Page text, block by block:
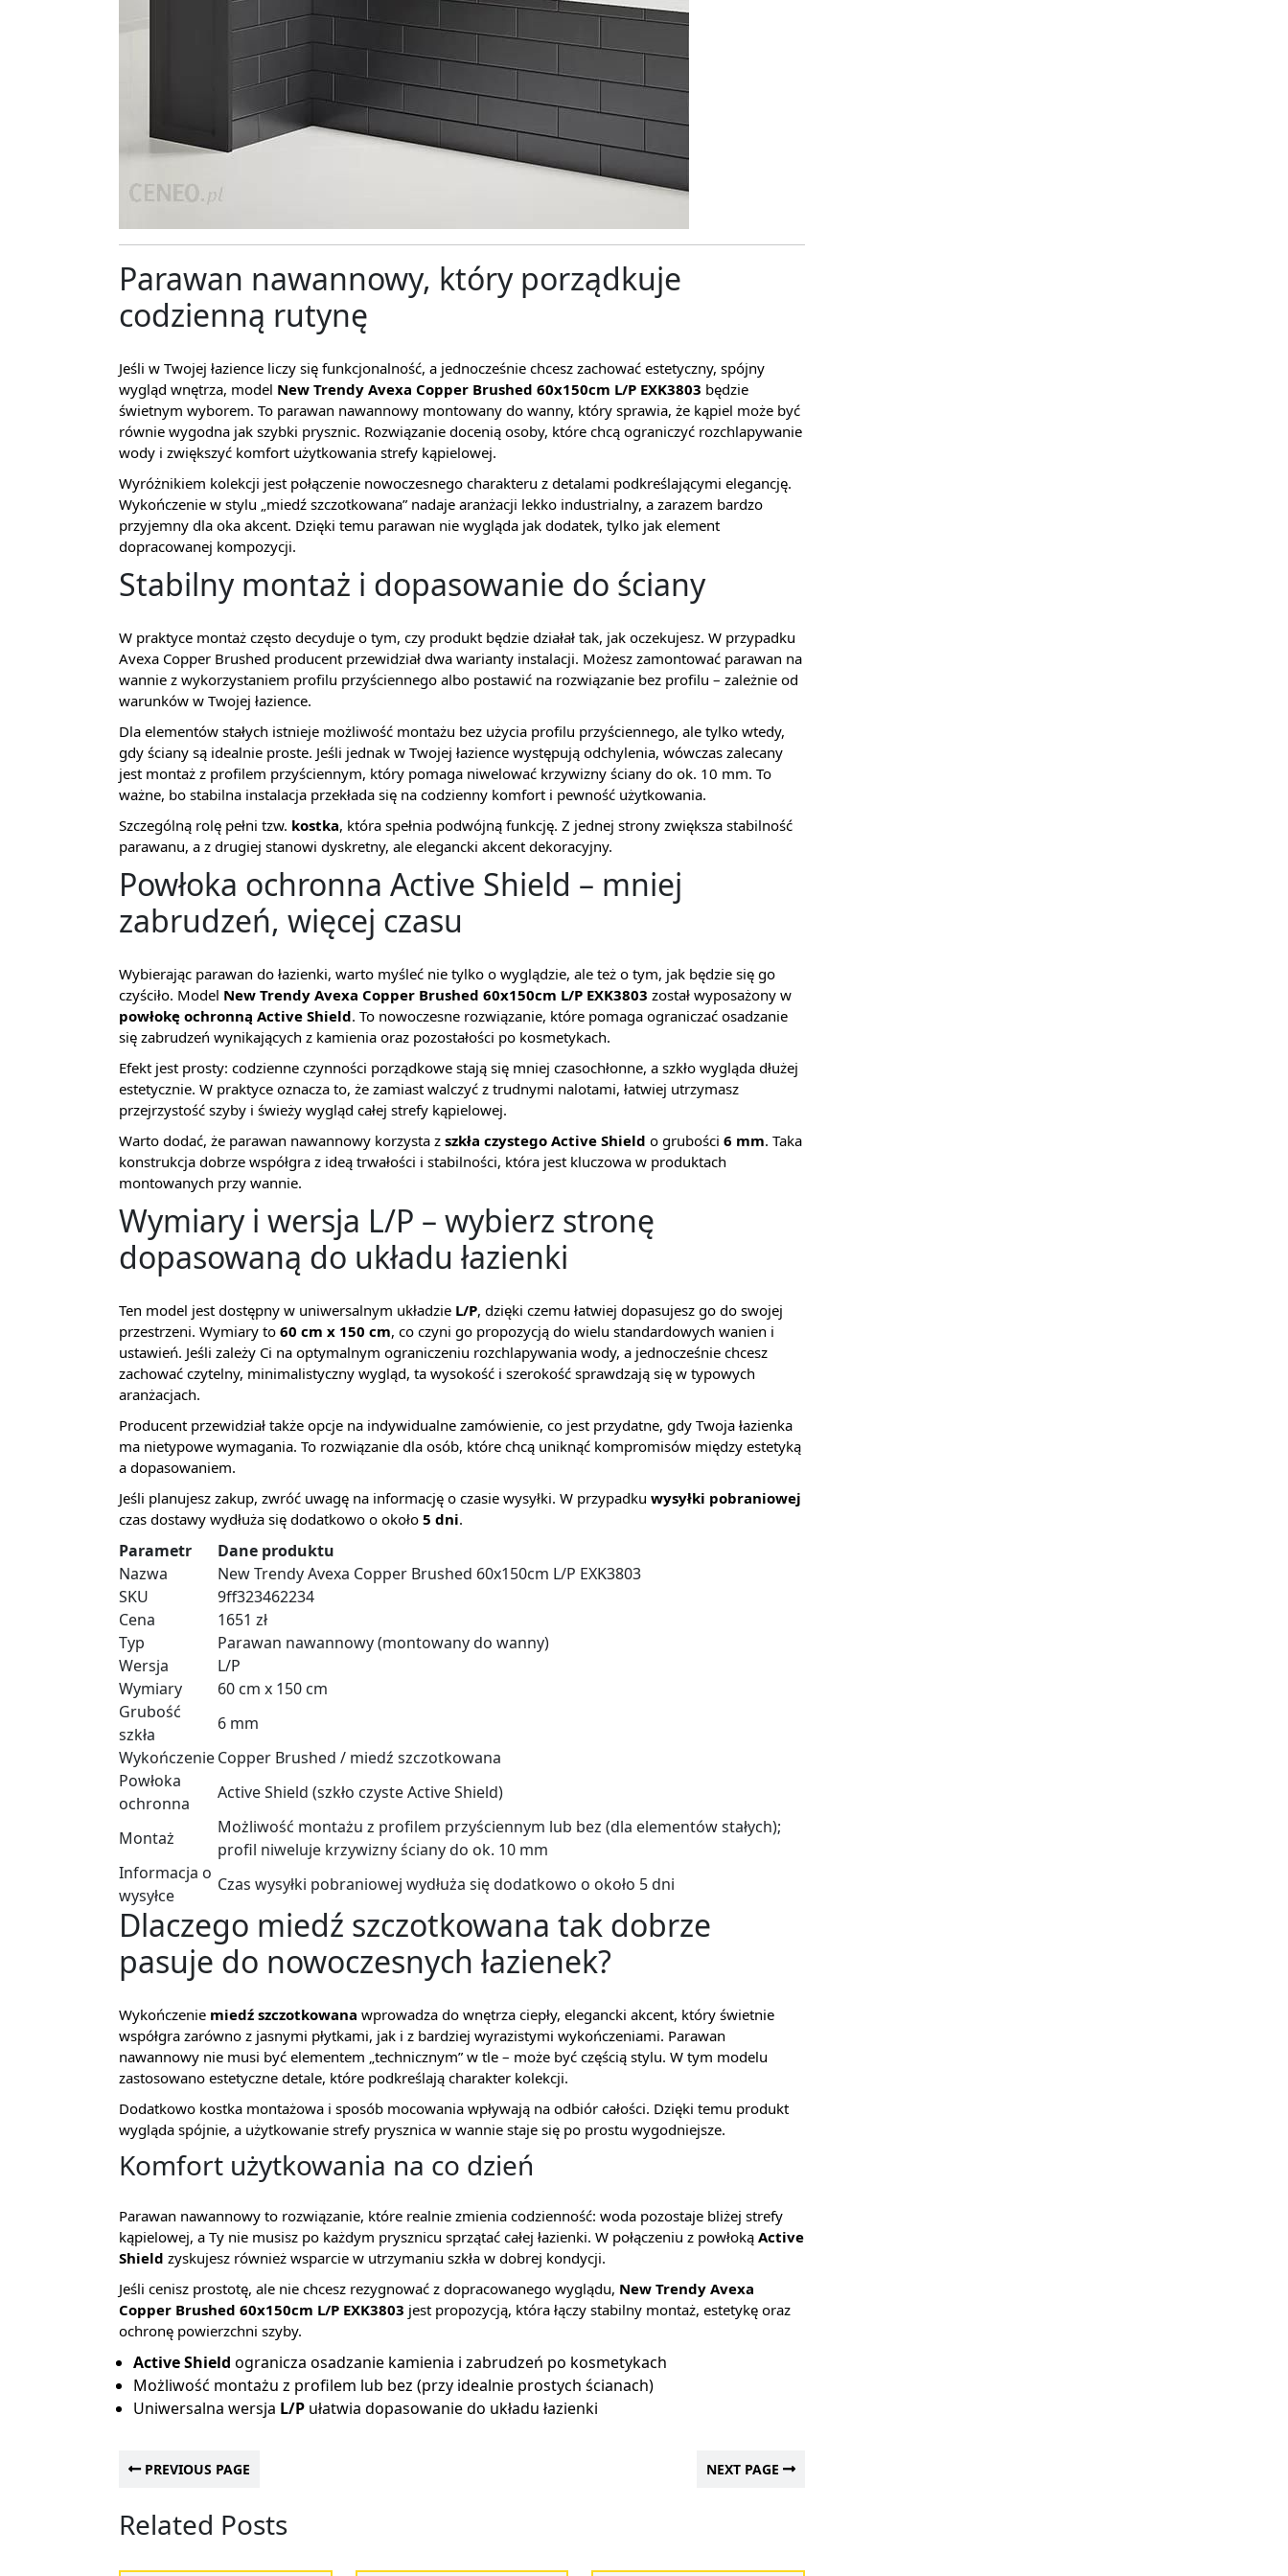
Parawan nawannowy, który porządkuje
codzienną rutynę
Jeśli w Twojej łazience liczy się funkcjonalność, a jednocześnie chcesz zachować estetyczny, spójny
wygląd wnętrza, model New Trendy Avexa Copper Brushed 60x150cm L/P EXK3803 będzie
świetnym wyborem. To parawan nawannowy montowany do wanny, który sprawia, że kąpiel może być
równie wygodna jak szybki prysznic. Rozwiązanie docenią osoby, które chcą ograniczyć rozchlapywanie
wody i zwiększyć komfort użytkowania strefy kąpielowej.
Wyróżnikiem kolekcji jest połączenie nowoczesnego charakteru z detalami podkreślającymi elegancję.
Wykończenie w stylu „miedź szczotkowana” nadaje aranżacji lekko industrialny, a zarazem bardzo
przyjemny dla oka akcent. Dzięki temu parawan nie wygląda jak dodatek, tylko jak element
dopracowanej kompozycji.
Stabilny montaż i dopasowanie do ściany
W praktyce montaż często decyduje o tym, czy produkt będzie działał tak, jak oczekujesz. W przypadku
Avexa Copper Brushed producent przewidział dwa warianty instalacji. Możesz zamontować parawan na
wannie z wykorzystaniem profilu przyściennego albo postawić na rozwiązanie bez profilu – zależnie od
warunków w Twojej łazience.
Dla elementów stałych istnieje możliwość montażu bez użycia profilu przyściennego, ale tylko wtedy,
gdy ściany są idealnie proste. Jeśli jednak w Twojej łazience występują odchylenia, wówczas zalecany
jest montaż z profilem przyściennym, który pomaga niwelować krzywizny ściany do ok. 10 mm. To
ważne, bo stabilna instalacja przekłada się na codzienny komfort i pewność użytkowania.
Szczególną rolę pełni tzw. kostka, która spełnia podwójną funkcję. Z jednej strony zwiększa stabilność
parawanu, a z drugiej stanowi dyskretny, ale elegancki akcent dekoracyjny.
Powłoka ochronna Active Shield – mniej
zabrudzeń, więcej czasu
Wybierając parawan do łazienki, warto myśleć nie tylko o wyglądzie, ale też o tym, jak będzie się go
czyściło. Model New Trendy Avexa Copper Brushed 60x150cm L/P EXK3803 został wyposażony w
powłokę ochronną Active Shield. To nowoczesne rozwiązanie, które pomaga ograniczać osadzanie
się zabrudzeń wynikających z kamienia oraz pozostałości po kosmetykach.
Efekt jest prosty: codzienne czynności porządkowe stają się mniej czasochłonne, a szkło wygląda dłużej
estetycznie. W praktyce oznacza to, że zamiast walczyć z trudnymi nalotami, łatwiej utrzymasz
przejrzystość szyby i świeży wygląd całej strefy kąpielowej.
Warto dodać, że parawan nawannowy korzysta z szkła czystego Active Shield o grubości 6 mm. Taka
konstrukcja dobrze współgra z ideą trwałości i stabilności, która jest kluczowa w produktach
montowanych przy wannie.
Wymiary i wersja L/P – wybierz stronę
dopasowaną do układu łazienki
Ten model jest dostępny w uniwersalnym układzie L/P, dzięki czemu łatwiej dopasujesz go do swojej
przestrzeni. Wymiary to 60 cm x 150 cm, co czyni go propozycją do wielu standardowych wanien i
ustawień. Jeśli zależy Ci na optymalnym ograniczeniu rozchlapywania wody, a jednocześnie chcesz
zachować czytelny, minimalistyczny wygląd, ta wysokość i szerokość sprawdzają się w typowych
aranżacjach.
Producent przewidział także opcje na indywidualne zamówienie, co jest przydatne, gdy Twoja łazienka
ma nietypowe wymagania. To rozwiązanie dla osób, które chcą uniknąć kompromisów między estetyką
a dopasowaniem.
Jeśli planujesz zakup, zwróć uwagę na informację o czasie wysyłki. W przypadku wysyłki pobraniowej
czas dostawy wydłuża się dodatkowo o około 5 dni.
Parametr
Dane produktu
Nazwa
New Trendy Avexa Copper Brushed 60x150cm L/P EXK3803
SKU
9ff323462234
Cena
1651 zł
Typ
Parawan nawannowy (montowany do wanny)
Wersja
L/P
Wymiary
60 cm x 150 cm
Grubość
szkła
6 mm
WykończenieCopper Brushed / miedź szczotkowana
Powłoka
ochronna
Active Shield (szkło czyste Active Shield)
Montaż
Możliwość montażu z profilem przyściennym lub bez (dla elementów stałych);
profil niweluje krzywizny ściany do ok. 10 mm
Informacja o
wysyłce
Czas wysyłki pobraniowej wydłuża się dodatkowo o około 5 dni
Dlaczego miedź szczotkowana tak dobrze
pasuje do nowoczesnych łazienek?
Wykończenie miedź szczotkowana wprowadza do wnętrza ciepły, elegancki akcent, który świetnie
współgra zarówno z jasnymi płytkami, jak i z bardziej wyrazistymi wykończeniami. Parawan
nawannowy nie musi być elementem „technicznym” w tle – może być częścią stylu. W tym modelu
zastosowano estetyczne detale, które podkreślają charakter kolekcji.
Dodatkowo kostka montażowa i sposób mocowania wpływają na odbiór całości. Dzięki temu produkt
wygląda spójnie, a użytkowanie strefy prysznica w wannie staje się po prostu wygodniejsze.
Komfort użytkowania na co dzień
Parawan nawannowy to rozwiązanie, które realnie zmienia codzienność: woda pozostaje bliżej strefy
kąpielowej, a Ty nie musisz po każdym prysznicu sprzątać całej łazienki. W połączeniu z powłoką Active
Shield zyskujesz również wsparcie w utrzymaniu szkła w dobrej kondycji.
Jeśli cenisz prostotę, ale nie chcesz rezygnować z dopracowanego wyglądu, New Trendy Avexa
Copper Brushed 60x150cm L/P EXK3803 jest propozycją, która łączy stabilny montaż, estetykę oraz
ochronę powierzchni szyby.
Active Shield ogranicza osadzanie kamienia i zabrudzeń po kosmetykach
Możliwość montażu z profilem lub bez (przy idealnie prostych ścianach)
Uniwersalna wersja L/P ułatwia dopasowanie do układu łazienki
PREVIOUS PAGE NEXT PAGE
Related Posts